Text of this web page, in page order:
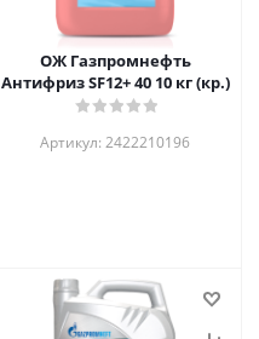
ОЖ Газпромнефть
Антифриз SF12+ 40 10 кг (кр.)
Артикул: 2422210196